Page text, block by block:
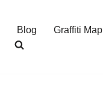
Blog Graffiti Map